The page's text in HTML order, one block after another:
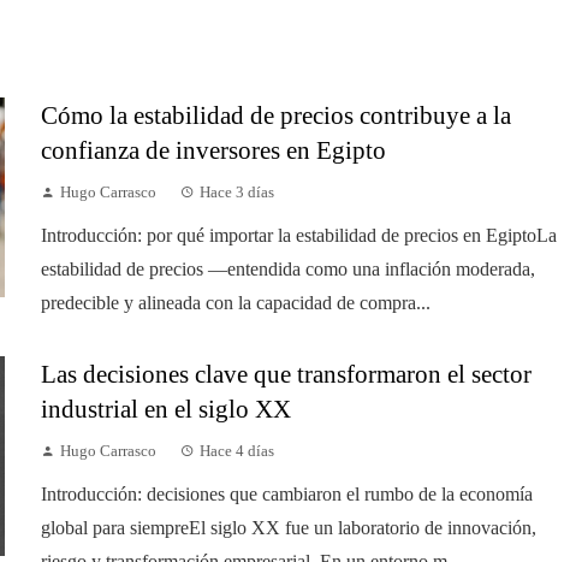
Cómo la estabilidad de precios contribuye a la
confianza de inversores en Egipto
Hugo Carrasco Hace 3 días
Introducción: por qué importar la estabilidad de precios en EgiptoLa
estabilidad de precios —entendida como una inflación moderada,
predecible y alineada con la capacidad de compra...
Las decisiones clave que transformaron el sector
industrial en el siglo XX
Hugo Carrasco Hace 4 días
Introducción: decisiones que cambiaron el rumbo de la economía
global para siempreEl siglo XX fue un laboratorio de innovación,